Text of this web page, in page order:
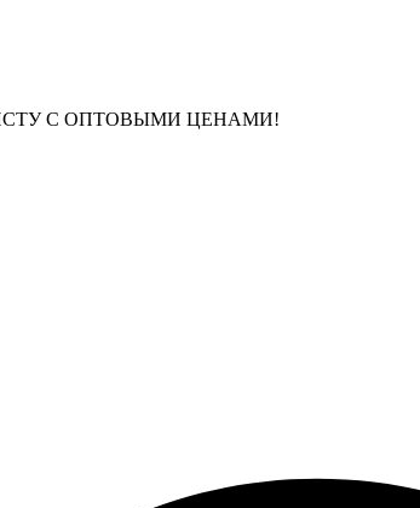
С ОПТОВЫМИ ЦЕНАМИ!